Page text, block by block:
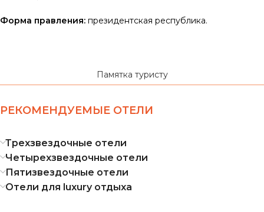
Форма правления: президентская республика.
Памятка туристу
РЕКОМЕНДУЕМЫЕ ОТЕЛИ
Трехзвездочные отели
Четырехзвездочные отели
Пятизвездочные отели
Отели для luxury отдыха